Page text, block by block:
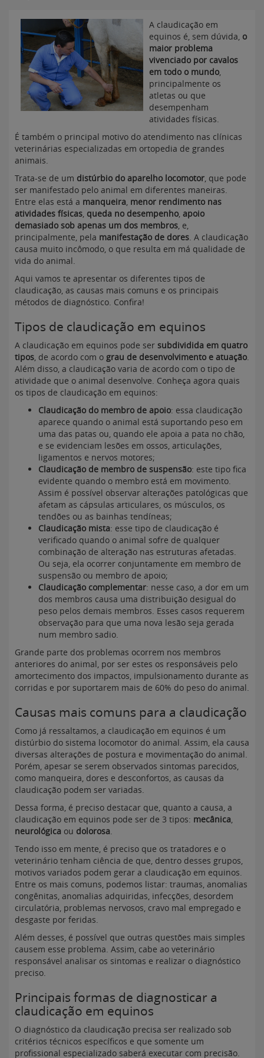
A claudicação em
equinos é, sem dúvida, o
maior problema
vivenciado por cavalos
em todo o mundo,
principalmente os
atletas ou que
desempenham
atividades físicas.
É também o principal motivo do atendimento nas clínicas
veterinárias especializadas em ortopedia de grandes
animais.
Trata-se de um distúrbio do aparelho locomotor, que pode
ser manifestado pelo animal em diferentes maneiras.
Entre elas está a manqueira, menor rendimento nas
atividades físicas, queda no desempenho, apoio
demasiado sob apenas um dos membros, e,
principalmente, pela manifestação de dores. A claudicação
causa muito incômodo, o que resulta em má qualidade de
vida do animal.
Aqui vamos te apresentar os diferentes tipos de
claudicação, as causas mais comuns e os principais
métodos de diagnóstico. Confira!
Tipos de claudicação em equinos
A claudicação em equinos pode ser subdividida em quatro
tipos, de acordo com o grau de desenvolvimento e atuação.
Além disso, a claudicação varia de acordo com o tipo de
atividade que o animal desenvolve. Conheça agora quais
os tipos de claudicação em equinos:
Claudicação do membro de apoio: essa claudicação
aparece quando o animal está suportando peso em
uma das patas ou, quando ele apoia a pata no chão,
e se evidenciam lesões em ossos, articulações,
ligamentos e nervos motores;
Claudicação de membro de suspensão: este tipo fica
evidente quando o membro está em movimento.
Assim é possível observar alterações patológicas que
afetam as cápsulas articulares, os músculos, os
tendões ou as bainhas tendíneas;
Claudicação mista: esse tipo de claudicação é
verificado quando o animal sofre de qualquer
combinação de alteração nas estruturas afetadas.
Ou seja, ela ocorrer conjuntamente em membro de
suspensão ou membro de apoio;
Claudicação complementar: nesse caso, a dor em um
dos membros causa uma distribuição desigual do
peso pelos demais membros. Esses casos requerem
observação para que uma nova lesão seja gerada
num membro sadio.
Grande parte dos problemas ocorrem nos membros
anteriores do animal, por ser estes os responsáveis pelo
amortecimento dos impactos, impulsionamento durante as
corridas e por suportarem mais de 60% do peso do animal.
Causas mais comuns para a claudicação
Como já ressaltamos, a claudicação em equinos é um
distúrbio do sistema locomotor do animal. Assim, ela causa
diversas alterações de postura e movimentação do animal.
Porém, apesar se serem observados sintomas parecidos,
como manqueira, dores e desconfortos, as causas da
claudicação podem ser variadas.
Dessa forma, é preciso destacar que, quanto a causa, a
claudicação em equinos pode ser de 3 tipos: mecânica,
neurológica ou dolorosa.
Tendo isso em mente, é preciso que os tratadores e o
veterinário tenham ciência de que, dentro desses grupos,
motivos variados podem gerar a claudicação em equinos.
Entre os mais comuns, podemos listar: traumas, anomalias
congênitas, anomalias adquiridas, infecções, desordem
circulatória, problemas nervosos, cravo mal empregado e
desgaste por feridas.
Além desses, é possível que outras questões mais simples
causem esse problema. Assim, cabe ao veterinário
responsável analisar os sintomas e realizar o diagnóstico
preciso.
Principais formas de diagnosticar a
claudicação em equinos
O diagnóstico da claudicação precisa ser realizado sob
critérios técnicos específicos e que somente um
profissional especializado saberá executar com precisão.